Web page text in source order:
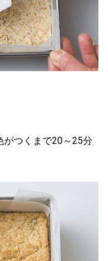
つくまで20～25分